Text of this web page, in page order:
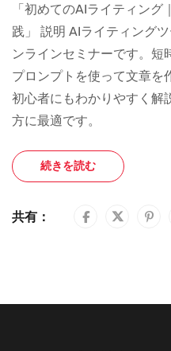
「初めてのAIライティン
践」 説明 AIライティング
ンラインセミナーです。短
プロンプトを使って文章を
初心者にもわかりやすく解
方に最適です。
続きを読む
共有：